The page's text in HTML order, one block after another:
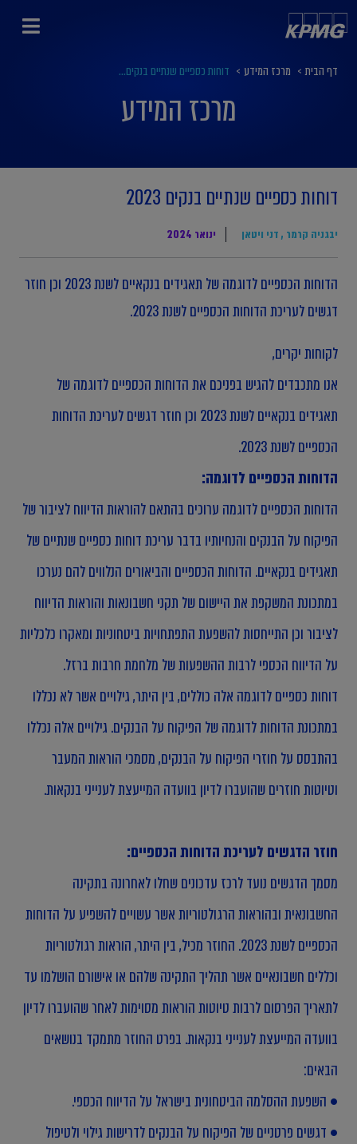
דף הבית > מרכז המידע > דוחות כספיים שנתיים בנקים...
מרכז המידע
דוחות כספיים שנתיים בנקים 2023
יבגניה קרמר , דני ויטאן ינואר 2024
הדוחות הכספיים לדוגמה של תאגידים בנקאיים לשנת 2023 וכן חוזר
דגשים לעריכת הדוחות הכספיים לשנת 2023.
לקוחות יקרים,
אנו מתכבדים להגיש בפניכם את הדוחות הכספיים לדוגמה של
תאגידים בנקאיים לשנת 2023 וכן חוזר דגשים לעריכת הדוחות
הכספיים לשנת 2023.
הדוחות הכספיים לדוגמה:
הדוחות הכספיים לדוגמה ערוכים בהתאם להוראות הדיווח לציבור של
הפיקוח על הבנקים והנחיותיו בדבר עריכת דוחות כספיים שנתיים של
תאגידים בנקאיים. הדוחות הכספיים והביאורים הנלווים להם נערכו
במתכונת המשקפת את היישום של תקני חשבונאות והוראות הדיווח
לציבור וכן התייחסות להשפעת התפתחויות ביטחוניות ומאקרו כלכליות
על הדיווח הכספי לרבות ההשפעות של מלחמת חרבות ברזל.
דוחות כספיים לדוגמה אלה כוללים, בין היתר, גילויים אשר לא נכללו
במתכונת הדוחות לדוגמה של הפיקוח על הבנקים. גילויים אלה נכללו
בהתבסס על חוזרי הפיקוח על הבנקים, מסמכי הוראות המעבר
וטיוטות חוזרים שהועברו לדיון בוועדה המייעצת לענייני בנקאות.
חוזר הדגשים לעריכת הדוחות הכספיים:
מסמך הדגשים נועד לרכז עדכונים שחלו לאחרונה בתקינה
החשבונאית ובהוראות הרגולטוריות אשר עשויים להשפיע על הדוחות
הכספיים
לשנת 2023. החוזר מכיל, בין היתר, הוראות רגולטוריות
וכללים חשבונאיים אשר תהליך התקינה שלהם או אישורם הושלמו עד
לתאריך הפרסום לרבות טיוטות הוראות מסוימות לאחר שהועברו לדיון
בוועדה המייעצת לענייני בנקאות. בפרט החוזר מתמקד בנושאים
הבאים:
• השפעת ההסלמה הביטחונית בישראל על הדיווח הכספי.
• דגשים פרטניים של הפיקוח על הבנקים לדרישות גילוי ולטיפול